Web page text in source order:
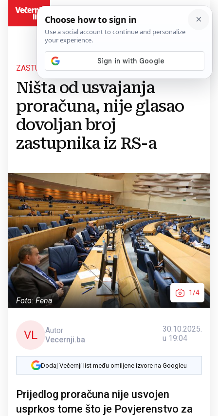
ZASTUPNIČKI DOM BIH
Ništa od usvajanja
proračuna, nije glasao
dovoljan broj
zastupnika iz RS-a
Foto: Fena
1/4
VL
Autor
Vecernji.ba
30.10.2025.
u 19:04
Dodaj Večernji list među omiljene izvore na Googleu
Prijedlog proračuna nije usvojen
usprkos tome što je Povjerenstvo za